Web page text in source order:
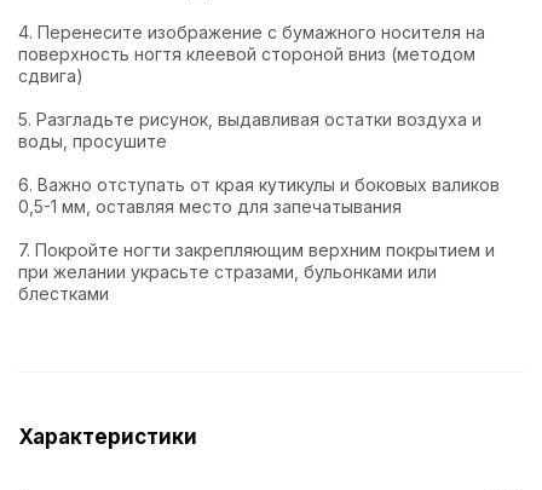
4. Перенесите изображение с бумажного носителя на
поверхность ногтя клеевой стороной вниз (методом
сдвига)
5. Разгладьте рисунок, выдавливая остатки воздуха и
воды, просушите
6. Важно отступать от края кутикулы и боковых валиков
0,5-1 мм, оставляя место для запечатывания
7. Покройте ногти закрепляющим верхним покрытием и
при желании украсьте стразами, бульонками или
блестками
Характеристики